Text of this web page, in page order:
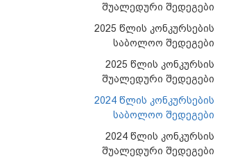
შუალედური შედეგები
2025 წლის კონკურსების
საბოლოო შედეგები
2025 წლის კონკურსის
შუალედური შედეგები
2024 წლის კონკურსების
საბოლოო შედეგები
2024 წლის კონკურსის
შუალედური შედეგები